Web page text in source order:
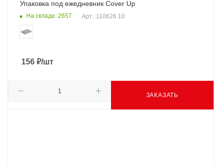
Упаковка под ежедневник Cover Up
На складе: 2657 Арт.: 110626.10
156 ₽/шт
ЗАКАЗАТЬ